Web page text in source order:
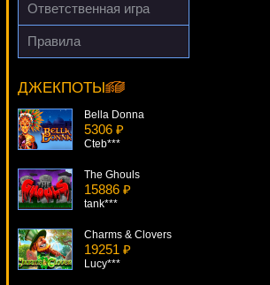
blogolet***
Ответственная игра
Правила
ДЖЕКПОТЫ
Wild Spirit
number***
Bella Donna
5306 ₽
Cteb***
The Ghouls
15886 ₽
tank***
Charms & Clovers
19251 ₽
Lucy***